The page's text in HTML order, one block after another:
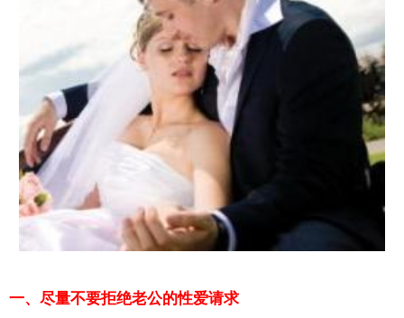
一、尽量不要拒绝老公的性爱请求